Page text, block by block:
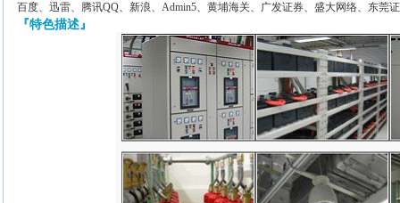
百度、迅雷、腾讯QQ、新浪、Admin5、黄埔海关、广发证券、盛大网络、东莞
『特色描述』